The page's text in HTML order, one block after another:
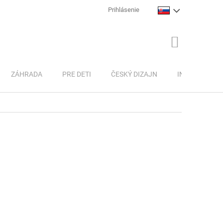
Prihlásenie
ZÁHRADA PRE DETI ČESKÝ DIZAJN INSPIRACE